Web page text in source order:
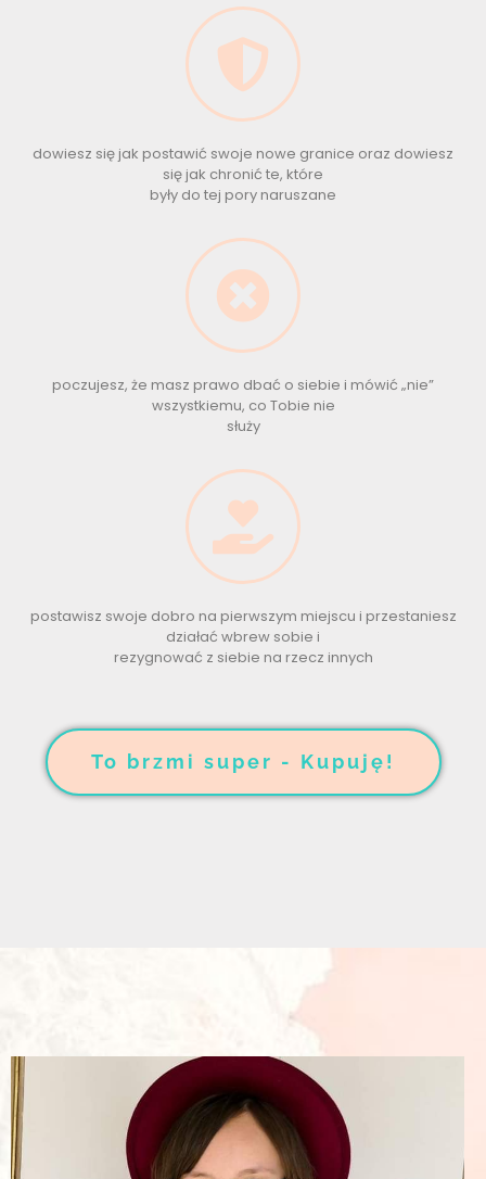
dowiesz się jak postawić swoje nowe granice oraz dowiesz
się jak chronić te, które
były do tej pory naruszane
poczujesz, że masz prawo dbać o siebie i mówić „nie”
wszystkiemu, co Tobie nie
służy
postawisz swoje dobro na pierwszym miejscu i przestaniesz
działać wbrew sobie i
rezygnować z siebie na rzecz innych
To brzmi super - Kupuję!